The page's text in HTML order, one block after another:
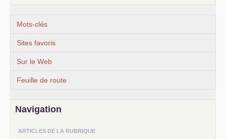
Mots-clés
Sites favoris
Sur le Web
Feuille de route
Navigation
ARTICLES DE LA RUBRIQUE